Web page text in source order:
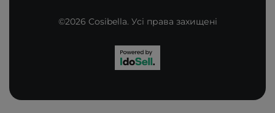
©2026 Cosibella. Усі права захищені